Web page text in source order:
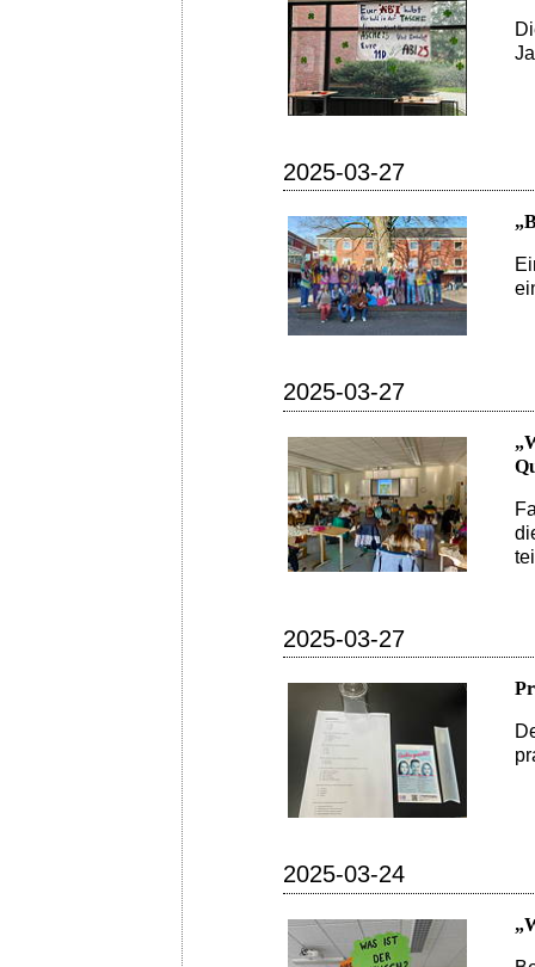
2025-03-27
2025-03-27
2025-03-27
2025-03-24